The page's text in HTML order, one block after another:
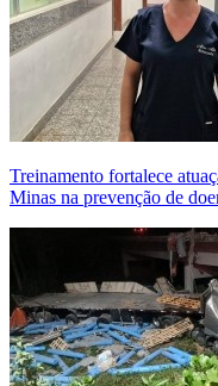
Treinamento fortalece
Minas na prevenção de